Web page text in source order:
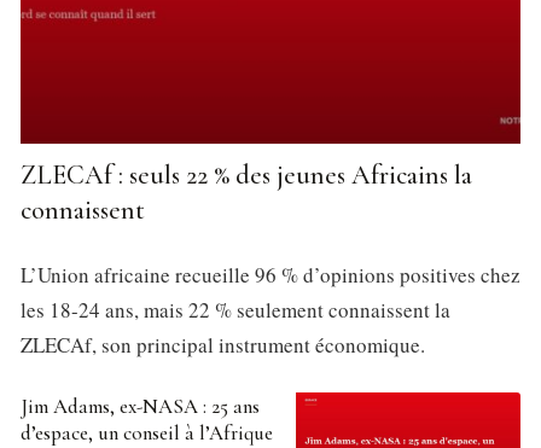
ZLECAf : seuls 22 % des jeunes Africains la
connaissent
L’Union africaine recueille 96 % d’opinions positives chez
les 18-24 ans, mais 22 % seulement connaissent la
ZLECAf, son principal instrument économique.
Jim Adams, ex-NASA : 25 ans
d’espace, un conseil à l’Afrique